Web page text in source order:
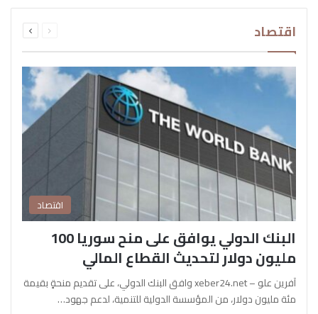
اقتصاد الصفحةالصفحة
اقتصاد
البنك الدولي يوافق على منح سوريا 100
مليون دولار لتحديث القطاع المالي
آفرين علو – xeber24.net وافق البنك الدولي، على تقديم منحةٍ بقيمة
مئة مليون دولار، من المؤسسة الدولية للتنمية، لدعم جهود…